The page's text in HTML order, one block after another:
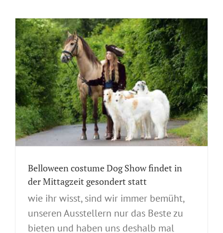
Belloween costume Dog Show findet in
der Mittagzeit gesondert statt
wie ihr wisst, sind wir immer bemüht,
unseren Ausstellern nur das Beste zu
bieten und haben uns deshalb mal